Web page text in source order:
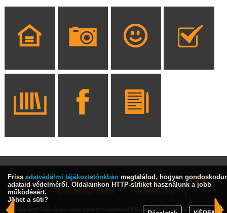
HÍREK KULTÚRA INTERJÚ
SPORT
PUBLICISZTIKA
MAGAZIN
Copyright© 2009, Gyulai Hírlap Kiadó és Hírlapterjesztő Nonprofit Kft. Minden jog fenntartva!
Friss adatvédelmi tájékoztatónkban megtalálod, hogyan
adataid védelméről. Oldalainkon HTTP-sütiket használunk a jobb
működésért.
Jöhet a süti?